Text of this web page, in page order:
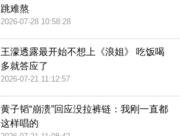
跳难熬
2026-07-28 10:58:28
王濛透露最开始不想上《浪姐》 吃饭喝
多就答应了
2026-07-21 11:12:57
黄子韬“崩溃”回应没拉裤链：我刚一直都
这样唱的